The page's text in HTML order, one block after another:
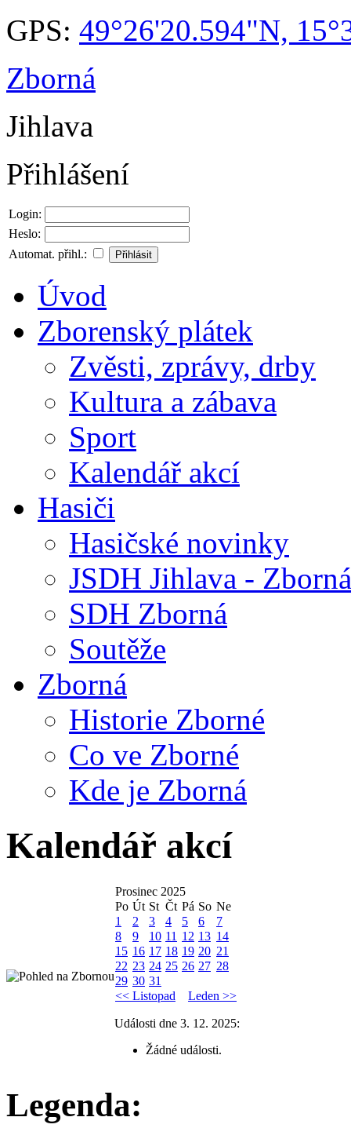
GPS: 49°26'20.594"N,
Zborná
Jihlava
Přihlášení
Login:
Heslo:
Automat. přihl.:
Úvod
Zborenský plátek
Zvěsti, zprávy, drby
Kultura a zábava
Sport
Kalendář akcí
Hasiči
Hasičské novinky
JSDH Jihlava - Zborná
SDH Zborná
Soutěže
Zborná
Historie Zborné
Co ve Zborné
Kde je Zborná
Kalendář akcí
Prosinec 2025
Po Út St Čt Pá So Ne
1
2 3 4 5 6
7
8
9 10 11 12 13 14
15 16 17 18 19 20 21
22 23 24 25 26 27 28
29 30 31
<< Listopad
Leden >>
Události dne 3. 12. 2025:
Žádné události.
Legenda: